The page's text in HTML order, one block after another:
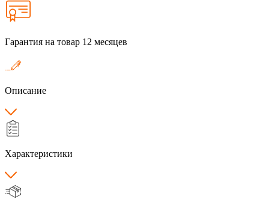
Гарантия на товар 12 месяцев
Описание
Характеристики